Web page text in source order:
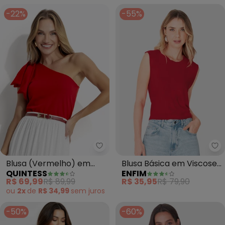
-22%
Quintess - Blusa (Vermelho)
Blusa (Vermelho) em
Malha Crepe
QUINTESS
R$ 69,99R$ 89,99
ou 2x de R$ 34,99 sem juros
-55%
Blusa Básica em Viscose
(Vermelho)
ENFIM
R$ 35,95R$ 79,90
-50% -60%